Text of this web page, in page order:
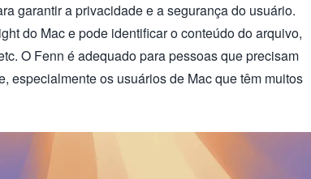
garantir a privacidade e a segurança do usuário.
do Mac e pode identificar o conteúdo do arquivo,
O Fenn é adequado para pessoas que precisam
especialmente os usuários de Mac que têm muitos